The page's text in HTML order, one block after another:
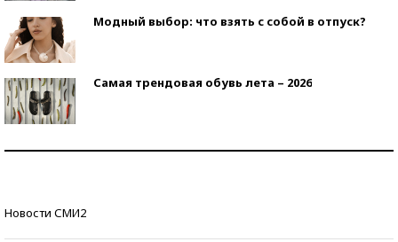
Модный выбор: что взять с собой в отпуск?
Самая трендовая обувь лета – 2026
Новости СМИ2